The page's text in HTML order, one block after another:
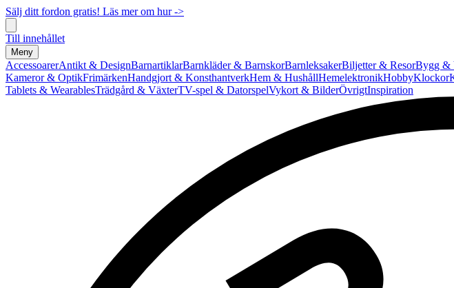
Sälj ditt fordon gratis! Läs mer om hur ->
Till innehållet
Meny
AccessoarerAntikt & DesignBarnartiklarBarnkläder & BarnskorBarnleksakerBiljetter & ResorBygg &
Kameror & OptikFrimärkenHandgjort & KonsthantverkHem & HushållHemelektronikHobbyKlockor
Tablets & WearablesTrädgård & VäxterTV-spel & DatorspelVykort & BilderÖvrigtInspiration